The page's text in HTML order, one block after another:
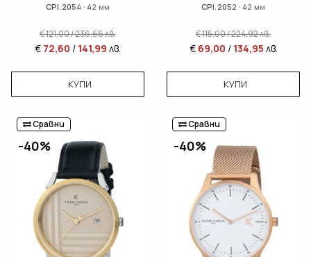
CPI.2054 · 42 мм
€121,00/236,66лв.
€ 72,60 / 141,99 лв.
КУПИ
CPI.2052 · 42 мм
€115,00/224,92лв.
€ 69,00 / 134,95 лв.
КУПИ
Сравни
-40%
Сравни
-40%